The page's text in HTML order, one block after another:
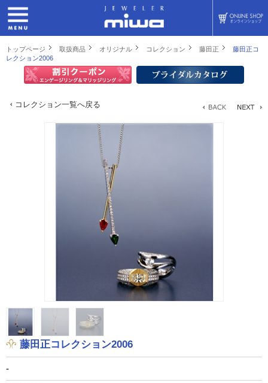
トップページ 取扱商品 オリジナル コレクション 藤田正
藤田正コ
レクション2006
コレクション一覧へ戻る
藤田正コレクション2006
-